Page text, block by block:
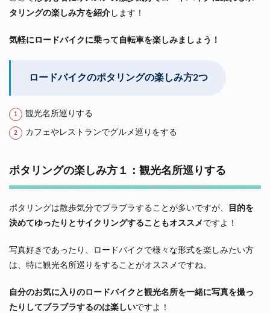
タリングの楽しみ方を紹介 します！
気軽にロードバイクに乗って自転車を楽しみましょう！
ロードバイクのポタリングの楽しみ方2つ
観光名所巡りする
カフェやレストランでグルメ巡りをする
ポタリングの楽しみ方１：観光名所巡りする
ポタリングは散歩気分でブラブラすることが多いですが、
目的を
決めてゆったりとサイクリングすることもオススメ ですよ！
写真好きであったり、ロードバイクで様々な形式を楽しみたい方
は、特に観光名所巡りをすることがオススメですね。
自分のお気に入りのロードバイクと観光名所を一緒に写真を撮っ
たりしてブラブラするのは楽しいですよ！